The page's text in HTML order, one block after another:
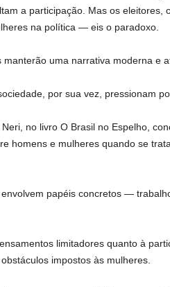
a participação. Mas os eleitores,
na política — eis o paradoxo.
uma narrativa moderna e
por sua vez, pressionam
no livro O Brasil no Espelho,
homens e mulheres quando se
papéis concretos —
limitadores quanto à
impostos às mulheres.